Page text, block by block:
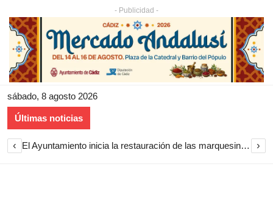
- Publicidad -
sábado, 8 agosto 2026
Últimas noticias
‹ El Ayuntamiento inicia la restauración de las marquesinas de Plaza Esteve para volver a instalarlas en el centro de Jerez ›